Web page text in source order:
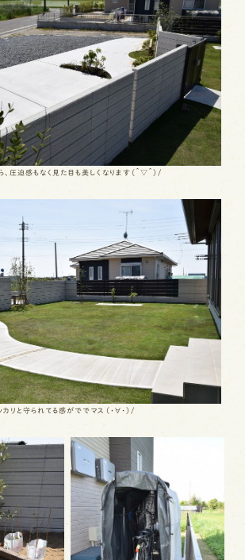
圧迫感もなく見た目も美しくなります（＾▽＾）/
リと守られてる感がででマス（・∀・）/